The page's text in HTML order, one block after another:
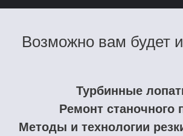
Возможно вам будет
Турбинные
Ремонт станочного
Методы и технологии